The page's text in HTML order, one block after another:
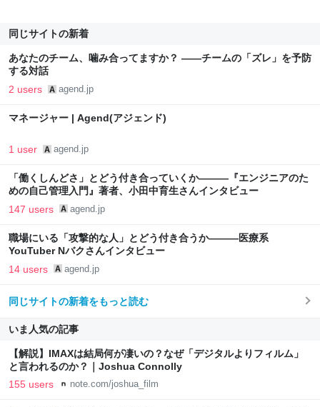
同じサイトの新着
あなたのチーム、噛み合ってますか？ ——チームの「ズレ」を予防
する対話
2 users agend.jp
マネージャー | Agend(アジェンド)
1 user agend.jp
「働くしんどさ」とどう付き合っていくか———『エンジニアのた
めの自己管理入門』著者、小田中育生さんインタビュー
147 users agend.jp
職場にいる「攻撃的な人」とどう付き合うか———医療系
YouTuber Nバクさんインタビュー
14 users agend.jp
同じサイトの新着をもっと読む
いま人気の記事
【解説】IMAXは結局何が凄いの？なぜ「デジタルよりフィルム」
と言われるのか？｜Joshua Connolly
155 users note.com/joshua_film